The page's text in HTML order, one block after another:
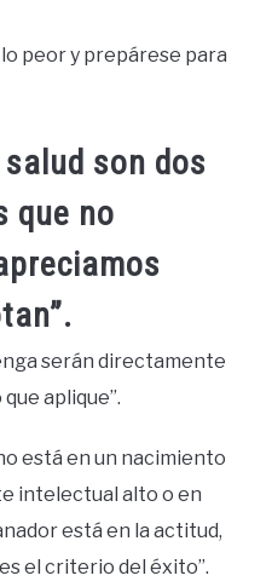
peor y prepárese para
son dos
que no
serán directamente
aplique”.
está en un nacimiento
intelectual alto o en
está en la actitud,
el criterio del éxito”.